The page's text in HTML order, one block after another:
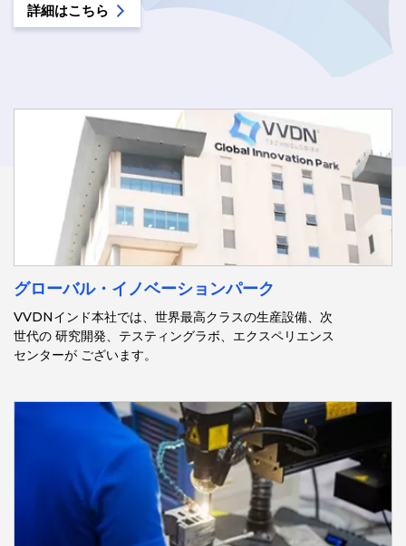
詳細はこちら
グローバル・イノベーションパーク
VVDNインド本社では、世界最高クラスの生産設備、次
世代の 研究開発、テスティングラボ、エクスペリエンス
センターが ございます。